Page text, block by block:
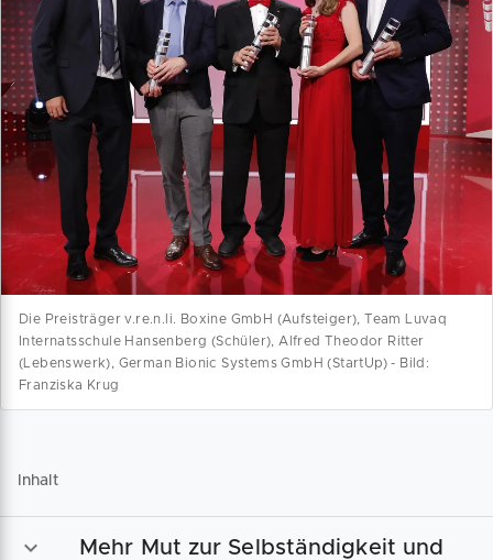
Die Preisträger v.re.n.li. Boxine GmbH (Aufsteiger), Team Luvaq
Internatsschule Hansenberg (Schüler), Alfred Theodor Ritter
(Lebenswerk), German Bionic Systems GmbH (StartUp) - Bild:
Franziska Krug
Inhalt
Mehr Mut zur Selbständigkeit und